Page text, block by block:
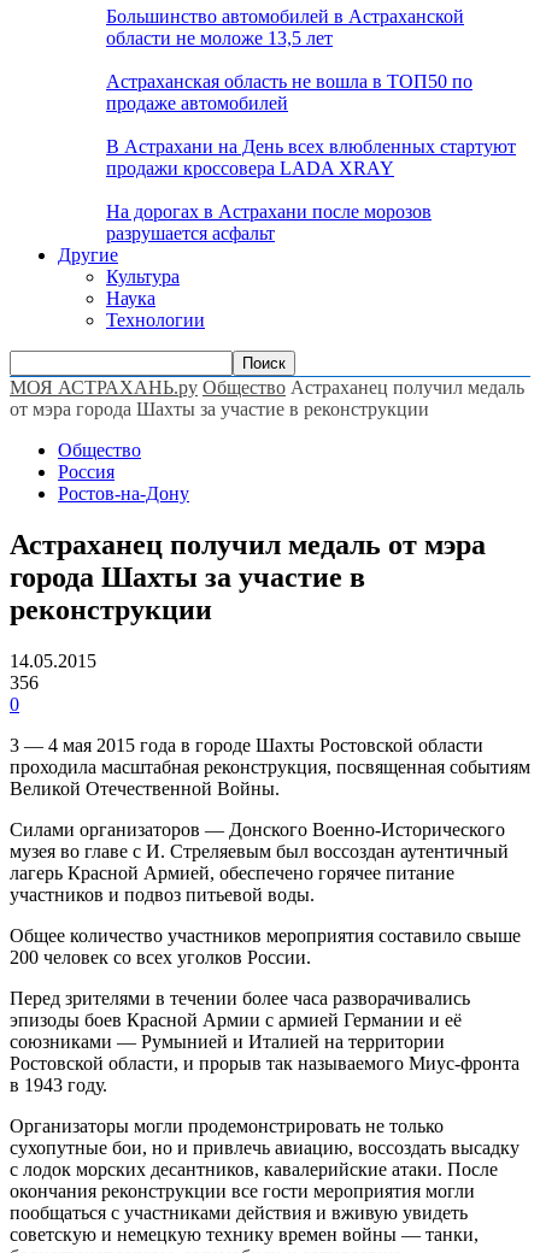
Большинство автомобилей в Астраханской
области не моложе 13,5 лет
Астраханская область не вошла в ТОП50 по
продаже автомобилей
В Астрахани на День всех влюбленных стартуют
продажи кроссовера LADA XRAY
На дорогах в Астрахани после морозов
разрушается асфальт
Другие
Культура
Наука
Технологии
МОЯ АСТРАХАНЬ.ру Общество Астраханец получил медаль
от мэра города Шахты за участие в реконструкции
Общество
Россия
Ростов-на-Дону
Астраханец получил медаль от мэра
города Шахты за участие в
реконструкции
14.05.2015
356
0
3 — 4 мая 2015 года в городе Шахты Ростовской области
проходила масштабная реконструкция, посвященная событиям
Великой Отечественной Войны.
Силами организаторов — Донского Военно-Исторического
музея во главе с И. Стреляевым был воссоздан аутентичный
лагерь Красной Армией, обеспечено горячее питание
участников и подвоз питьевой воды.
Общее количество участников мероприятия составило свыше
200 человек со всех уголков России.
Перед зрителями в течении более часа разворачивались
эпизоды боев Красной Армии с армией Германии и её
союзниками — Румынией и Италией на территории
Ростовской области, и прорыв так называемого Миус-фронта
в 1943 году.
Организаторы могли продемонстрировать не только
сухопутные бои, но и привлечь авиацию, воссоздать высадку
с лодок морских десантников, кавалерийские атаки. После
окончания реконструкции все гости мероприятия могли
пообщаться с участниками действия и вживую увидеть
советскую и немецкую технику времен войны — танки,